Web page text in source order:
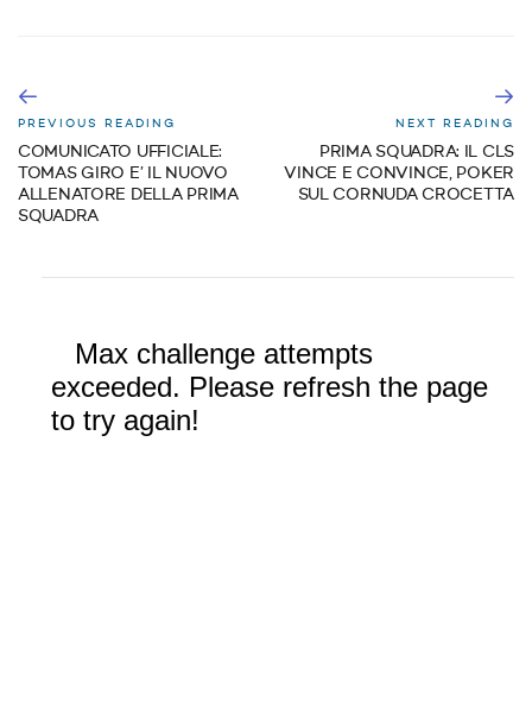
PREVIOUS READING
COMUNICATO UFFICIALE:
TOMAS GIRO E’ IL NUOVO
ALLENATORE DELLA PRIMA
SQUADRA
NEXT READING
PRIMA SQUADRA: IL CLS
VINCE E CONVINCE, POKER
SUL CORNUDA CROCETTA